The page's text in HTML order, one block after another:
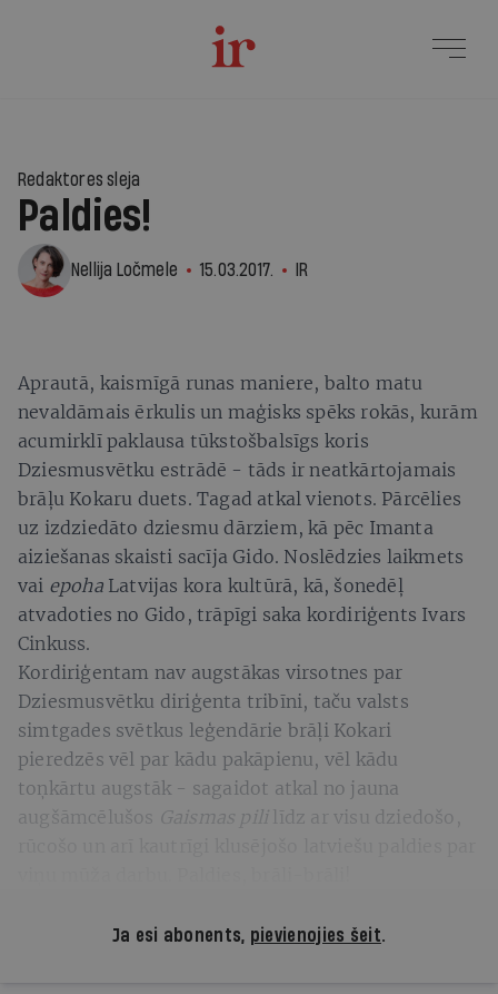
Redaktores sleja
Paldies!
Nellija Ločmele 15.03.2017. IR
Aprautā, kaismīgā runas maniere, balto matu
nevaldāmais ērkulis un maģisks spēks rokās, kurām
acumirklī paklausa tūkstošbalsīgs koris
Dziesmusvētku estrādē - tāds ir neatkārtojamais
brāļu Kokaru duets. Tagad atkal vienots. Pārcēlies
uz izdziedāto dziesmu dārziem, kā pēc Imanta
aiziešanas skaisti sacīja Gido. Noslēdzies laikmets
vai epohaLatvijas kora kultūrā, kā, šonedēļ
atvadoties no Gido, trāpīgi saka kordiriģents Ivars
Cinkuss.
Kordiriģentam nav augstākas virsotnes par
Dziesmusvētku diriģenta tribīni, taču valsts
simtgades svētkus leģendārie brāļi Kokari
pieredzēs vēl par kādu pakāpienu, vēl kādu
toņkārtu augstāk - sagaidot atkal no jauna
augšāmcēlušos Gaismas pililīdz ar visu dziedošo,
Ja esi abonents, pievienojies šeit.